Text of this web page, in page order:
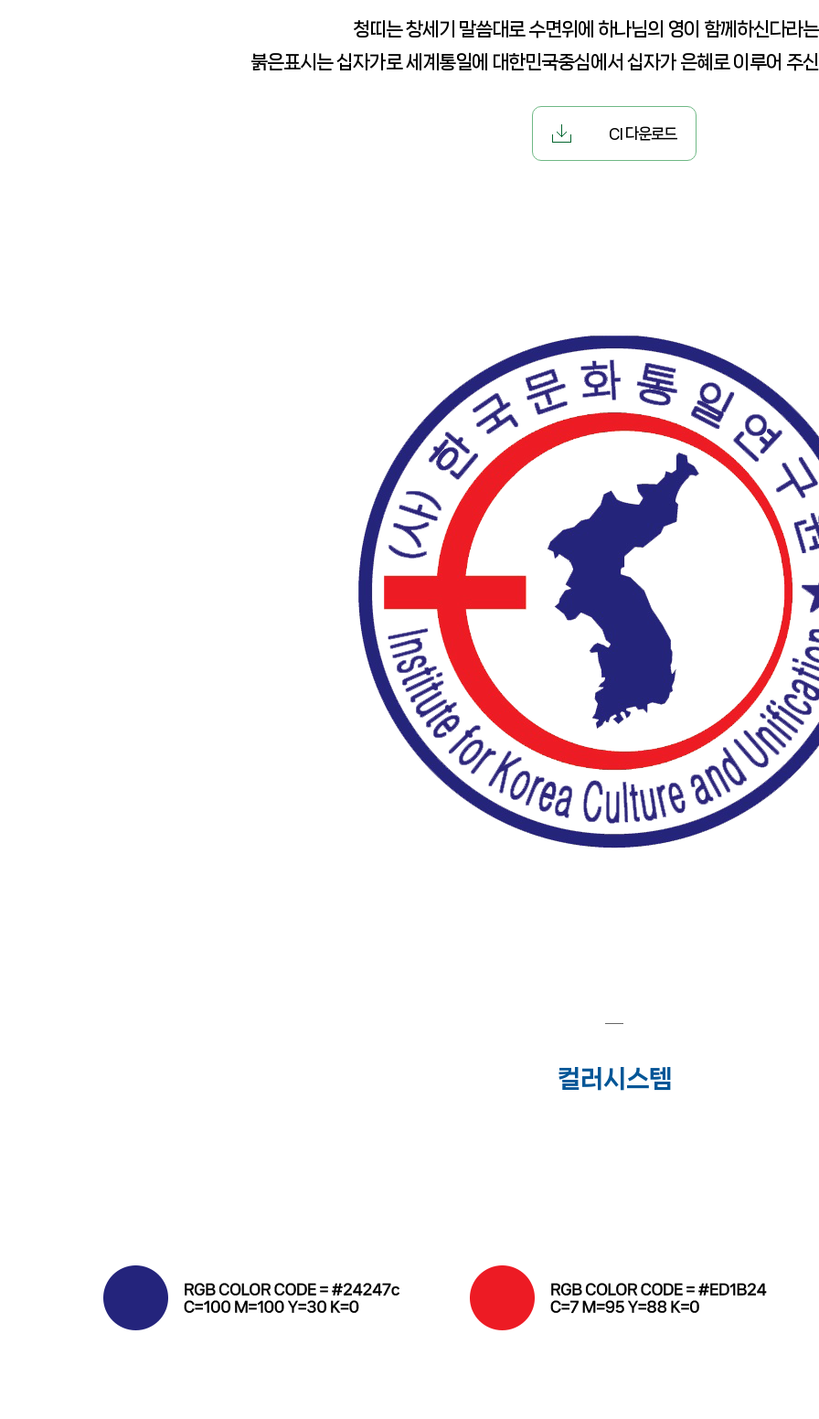
청띠는 창세기 말씀대로 수면위에 하나님의 영이 함께하신다라
붉은표시는 십자가로 세계통일에 대한민국중심에서 십자가 은혜로 이루어 주
CI 다운로드
컬러시스템